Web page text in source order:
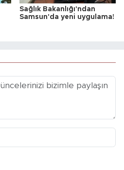
Sağlık Bakanlığı'ndan
Samsun'da yeni uygulama!